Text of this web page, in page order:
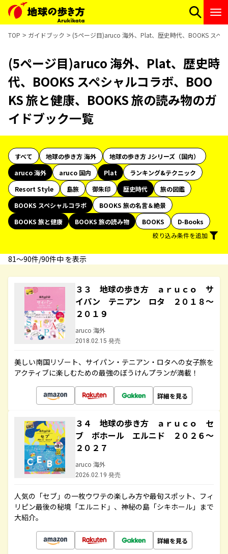
TOP ガイドブック (5ページ目)aruco 海外、Plat、歴史時代、BOOKS スペ
(5ページ目)aruco 海外、Plat、歴史時
代、BOOKS スペシャルコラボ、BOO
KS 旅と健康、BOOKS 旅の読み物のガ
イドブック一覧
すべて 地球の歩き方 海外
地球の歩き方 Jシリーズ（国内）
aruco 海外
aruco 国内 Plat
ランキング&テクニック
Resort Style
島旅 御朱印 歴史時代
旅の図鑑
BOOKS スペシャルコラボ
BOOKS 旅の名言＆絶景
BOOKS 旅と健康
BOOKS 旅の読み物 BOOKS
D-Books
絞り込み条件を追加
81〜90件/90件中 を表示
３３ 地球の歩き方 ａｒｕｃｏ サ
イパン テニアン ロタ ２０１８～
２０１９
aruco 海外
2018.02.15 発売
美しい南国リゾート、サイパン・テニアン・ロタへの女子旅を
アクティブに楽しむための最強のぼうけんプランが満載！
詳細を見る
３４ 地球の歩き方 ａｒｕｃｏ セ
ブ ボホール エルニド ２０２６～
２０２７
aruco 海外
2026.02.19 発売
人気の「セブ」の一枚ウワテの楽しみ方や最旬スポット、フィ
リピン最後の秘境「エルニド」、神秘の島「シキホール」まで
大紹介。
詳細を見る